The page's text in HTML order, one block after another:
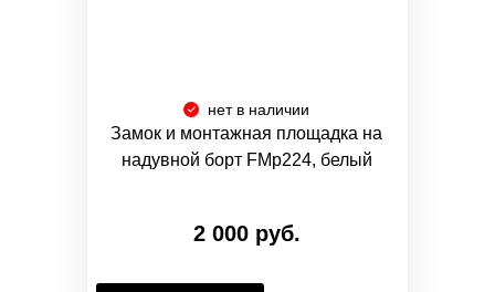
нет в наличии
Замок и монтажная площадка на
надувной борт FMp224, белый
2 000 руб.